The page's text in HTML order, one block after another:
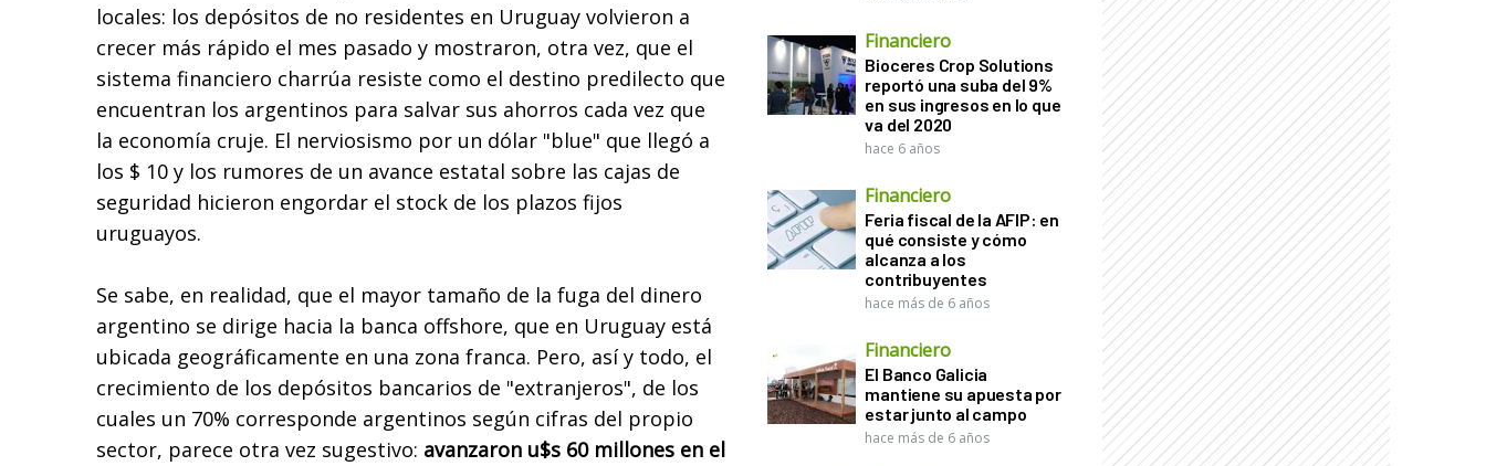
locales: los depósitos de no residentes en Uruguay volvieron a
crecer más rápido el mes pasado y mostraron, otra vez, que el
sistema financiero charrúa resiste como el destino predilecto que
encuentran los argentinos para salvar sus ahorros cada vez que
la economía cruje. El nerviosismo por un dólar "blue" que llegó a
los $ 10 y los rumores de un avance estatal sobre las cajas de
seguridad hicieron engordar el stock de los plazos fijos
uruguayos.
Se sabe, en realidad, que el mayor tamaño de la fuga del dinero
argentino se dirige hacia la banca offshore, que en Uruguay está
ubicada geográficamente en una zona franca. Pero, así y todo, el
crecimiento de los depósitos bancarios de "extranjeros", de los
cuales un 70% corresponde argentinos según cifras del propio
sector, parece otra vez sugestivo: avanzaron u$s 60 millones en el
Financiero
Bioceres Crop Solutions
reportó una suba del 9%
en sus ingresos en lo que
va del 2020
hace 6 años
Financiero
Feria fiscal de la AFIP: en
qué consiste y cómo
alcanza a los
contribuyentes
hace más de 6 años
Financiero
El Banco Galicia
mantiene su apuesta por
estar junto al campo
hace más de 6 años